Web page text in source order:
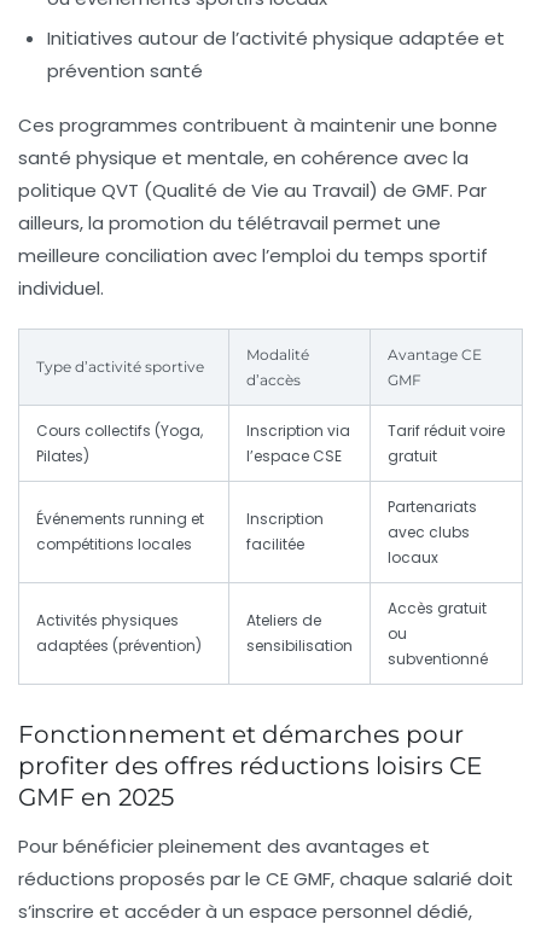
Initiatives autour de l’activité physique adaptée et
prévention santé
Ces programmes contribuent à maintenir une bonne
santé physique et mentale, en cohérence avec la
politique QVT (Qualité de Vie au Travail) de GMF. Par
ailleurs, la promotion du télétravail permet une
meilleure conciliation avec l’emploi du temps sportif
individuel.
Type d’activité sportive
Modalité
d’accès
Avantage CE
GMF
Cours collectifs (Yoga,
Pilates)
Inscription via
l’espace CSE
Tarif réduit voire
gratuit
Événements running et
compétitions locales
Inscription
facilitée
Partenariats
avec clubs
locaux
Activités physiques
adaptées (prévention)
Ateliers de
sensibilisation
Accès gratuit
ou
subventionné
Fonctionnement et démarches pour
profiter des offres réductions loisirs CE
GMF en 2025
Pour bénéficier pleinement des avantages et
réductions proposés par le CE GMF, chaque salarié doit
s’inscrire et accéder à un espace personnel dédié,